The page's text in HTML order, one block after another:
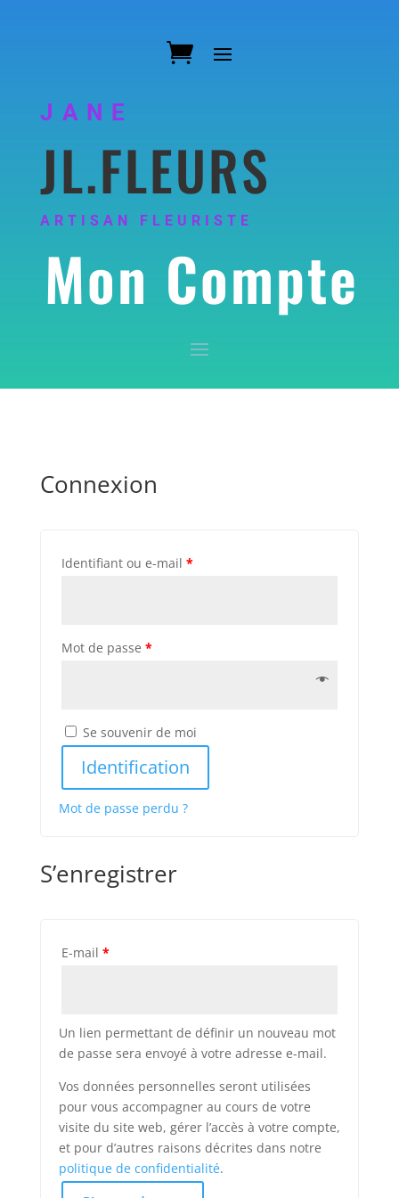
JANE
JL.FLEURS
ARTISAN FLEURISTE
Mon Compte
Connexion
Identifiant ou e-mail *
Mot de passe *
Se souvenir de moi
Identification
Mot de passe perdu ?
S’enregistrer
E-mail *
Un lien permettant de définir un nouveau mot
de passe sera envoyé à votre adresse e-mail.
Vos données personnelles seront utilisées
pour vous accompagner au cours de votre
visite du site web, gérer l’accès à votre compte,
et pour d’autres raisons décrites dans notre
politique de confidentialité.